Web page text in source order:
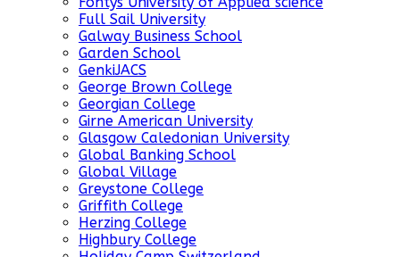
Full Sail University
Galway Business School
Garden School
GenkiJACS
George Brown College
Georgian College
Girne American University
Glasgow Caledonian University
Global Banking School
Global Village
Greystone College
Griffith College
Herzing College
Highbury College